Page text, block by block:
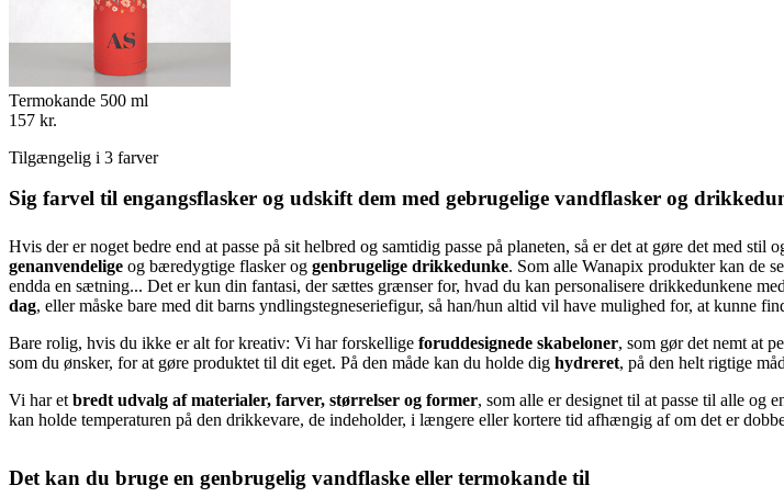
Termokande 500 ml
157 kr.
Tilgængelig i 3 farver
Sig farvel til engangsflasker og udskift dem med gebrugelige vandflasker og
Hvis der er noget bedre end at passe på sit helbred og samtidig passe på planeten, så er det at gøre det med
genanvendelige og bæredygtige flasker og genbrugelige drikkedunke. Som alle Wanapix produkter kan de
endda en sætning... Det er kun din fantasi, der sættes grænser for, hvad du kan personalisere drikkedunkene
dag, eller måske bare med dit barns yndlingstegneseriefigur, så han/hun altid vil have mulighed for, at kunne
Bare rolig, hvis du ikke er alt for kreativ: Vi har forskellige foruddesignede skabeloner, som gør det nemt at
som du ønsker, for at gøre produktet til dit eget. På den måde kan du holde dig hydreret, på den helt rigtige
Vi har et bredt udvalg af materialer, farver, størrelser og former, som alle er designet til at passe til alle og
kan holde temperaturen på den drikkevare, de indeholder, i længere eller kortere tid afhængig af om det er
Det kan du bruge en genbrugelig vandflaske eller termokande til